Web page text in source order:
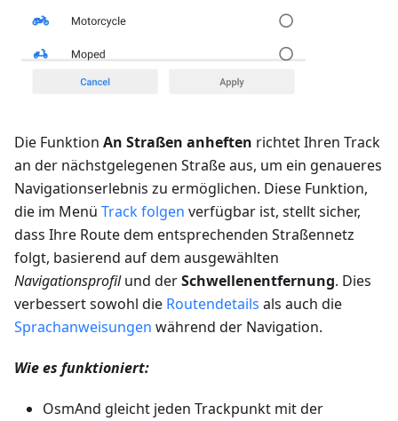
Die Funktion An Straßen anheften richtet Ihren Track
an der nächstgelegenen Straße aus, um ein genaueres
Navigationserlebnis zu ermöglichen. Diese Funktion,
die im Menü Track folgen verfügbar ist, stellt sicher,
dass Ihre Route dem entsprechenden Straßennetz
folgt, basierend auf dem ausgewählten
Navigationsprofilund derSchwellenentfernung. Dies
verbessert sowohl die Routendetails als auch die
Sprachanweisungen während der Navigation.
Wie es funktioniert:
OsmAnd gleicht jeden Trackpunkt mit der